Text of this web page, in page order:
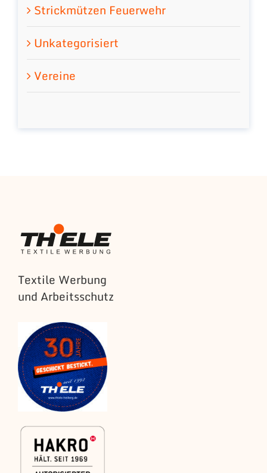
Strickmützen Feuerwehr
Unkategorisiert
Vereine
Textile Werbung
und Arbeitsschutz